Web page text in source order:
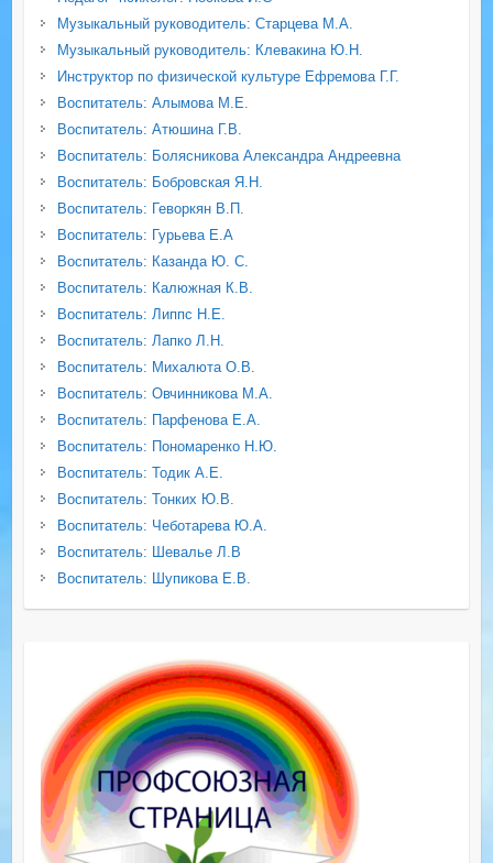
Музыкальный руководитель: Старцева М.А.
Музыкальный руководитель: Клевакина Ю.Н.
Инструктор по физической культуре Ефремова Г.Г.
Воспитатель: Алымова М.Е.
Воспитатель: Атюшина Г.В.
Воспитатель: Болясникова Александра Андреевна
Воспитатель: Бобровская Я.Н.
Воспитатель: Геворкян В.П.
Воспитатель: Гурьева Е.А
Воспитатель: Казанда Ю. С.
Воспитатель: Калюжная К.В.
Воспитатель: Липпс Н.Е.
Воспитатель: Лапко Л.Н.
Воспитатель: Михалюта О.В.
Воспитатель: Овчинникова М.А.
Воспитатель: Парфенова Е.А.
Воспитатель: Пономаренко Н.Ю.
Воспитатель: Тодик А.Е.
Воспитатель: Тонких Ю.В.
Воспитатель: Чеботарева Ю.А.
Воспитатель: Шевалье Л.В
Воспитатель: Шупикова Е.В.